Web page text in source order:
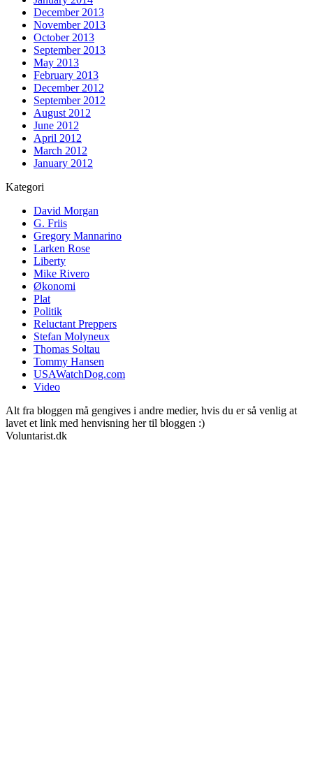
December 2013
November 2013
October 2013
September 2013
May 2013
February 2013
December 2012
September 2012
August 2012
June 2012
April 2012
March 2012
January 2012
Kategori
David Morgan
G. Friis
Gregory Mannarino
Larken Rose
Liberty
Mike Rivero
Økonomi
Plat
Politik
Reluctant Preppers
Stefan Molyneux
Thomas Soltau
Tommy Hansen
USAWatchDog.com
Video
Alt fra bloggen må gengives i andre medier, hvis du er så venlig at
lavet et link med henvisning her til bloggen :)
Voluntarist.dk